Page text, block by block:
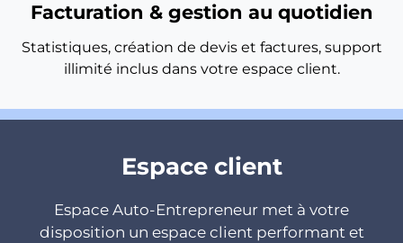
Facturation & gestion au quotidien
Statistiques, création de devis et factures, support
illimité inclus dans votre espace client.
Espace client
Espace Auto-Entrepreneur met à votre
disposition un espace client performant et